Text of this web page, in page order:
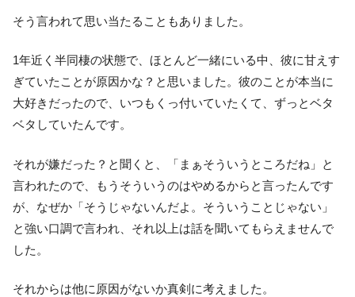
そう言われて思い当たることもありました。
1年近く半同棲の状態で、ほとんど一緒にいる中、彼に甘えす
ぎていたことが原因かな？と思いました。彼のことが本当に
大好きだったので、いつもくっ付いていたくて、ずっとベタ
ベタしていたんです。
それが嫌だった？と聞くと、「まぁそういうところだね」と
言われたので、もうそういうのはやめるからと言ったんです
が、なぜか「そうじゃないんだよ。そういうことじゃない」
と強い口調で言われ、それ以上は話を聞いてもらえませんで
した。
それからは他に原因がないか真剣に考えました。